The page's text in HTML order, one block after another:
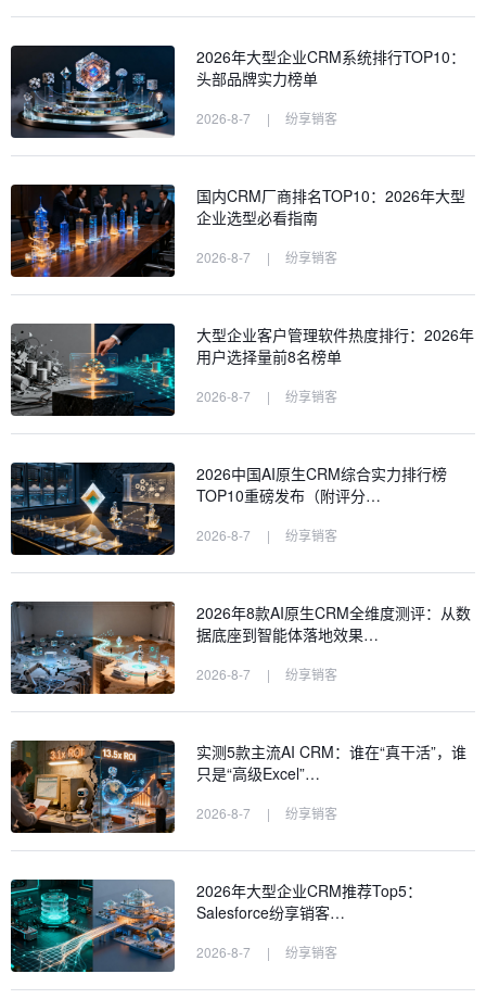
2026年大型企业CRM系统排行TOP10：
头部品牌实力榜单
2026-8-7 | 纷享销客
国内CRM厂商排名TOP10：2026年大型
企业选型必看指南
2026-8-7 | 纷享销客
大型企业客户管理软件热度排行：2026年
用户选择量前8名榜单
2026-8-7 | 纷享销客
2026中国AI原生CRM综合实力排行榜
TOP10重磅发布（附评分…
2026-8-7 | 纷享销客
2026年8款AI原生CRM全维度测评：从数
据底座到智能体落地效果…
2026-8-7 | 纷享销客
实测5款主流AI CRM：谁在“真干活”，谁
只是“高级Excel”…
2026-8-7 | 纷享销客
2026年大型企业CRM推荐Top5：
Salesforce纷享销客…
2026-8-7 | 纷享销客